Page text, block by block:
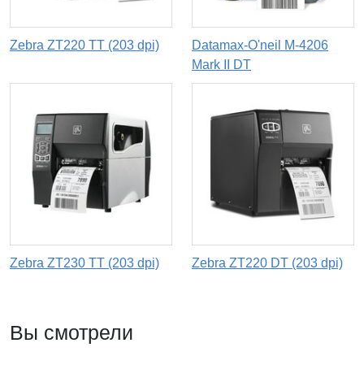
Zebra ZT220 TT (203 dpi)
Datamax-O'neil M-4206
Mark II DT
Zebra ZT230 TT (203 dpi) Zebra ZT220 DT (203 dpi)
Вы смотрели